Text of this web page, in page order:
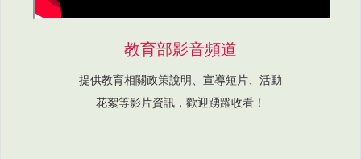
教育部影音頻道
提供教育相關政策說明、宣導短片、活動
花絮等影片資訊，歡迎踴躍收看！